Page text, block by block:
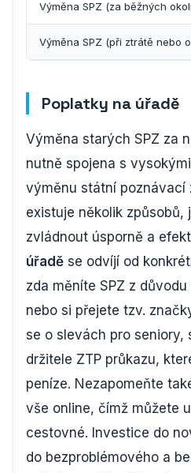
Výměna SPZ (za běžných
Výměna SPZ (při ztrátě nebo
Poplatky na úřadě
Výměna starých SPZ za
nutně spojena s
výměnu státní poznávací
existuje několik způsobů,
zvládnout úsporně a
úřadě se odvíjí od
zda měníte SPZ z
nebo si přejete tzv.
se o slevách pro seniory,
držitele ZTP průkazu,
peníze. Nezapomeňte
vše online, čímž můžete
cestovné. Investice do
do bezproblémového a